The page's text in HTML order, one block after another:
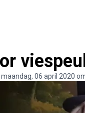
maandag, 06 april 2020